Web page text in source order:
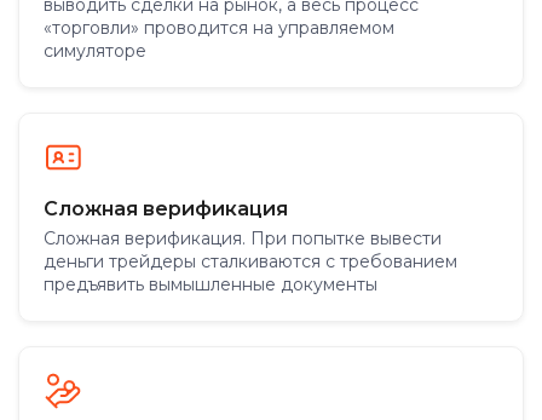
«торговли» проводится на управляемом
симуляторе
Сложная верификация
Сложная верификация. При попытке вывести
деньги трейдеры сталкиваются с требованием
предъявить вымышленные документы